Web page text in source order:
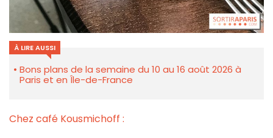
À LIRE AUSSI
Bons plans de la semaine du 10 au 16 août 2026 à
Paris et en Île-de-France
Chez café Kousmichoff :